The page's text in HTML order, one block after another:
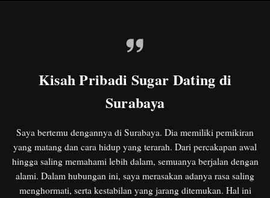
Kisah Pribadi Sugar Dating di
Surabaya
Saya bertemu dengannya di Surabaya. Dia memiliki pemikiran
yang matang dan cara hidup yang terarah. Dari percakapan awal
hingga saling memahami lebih dalam, semuanya berjalan dengan
alami. Dalam hubungan ini, saya merasakan adanya rasa saling
menghormati, serta kestabilan yang jarang ditemukan. Hal ini